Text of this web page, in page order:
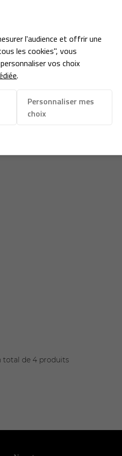
l'audience et offrir une
les cookies", vous
vos choix
.
Personnaliser mes
choix
Salon Rosé
total de 4 produits